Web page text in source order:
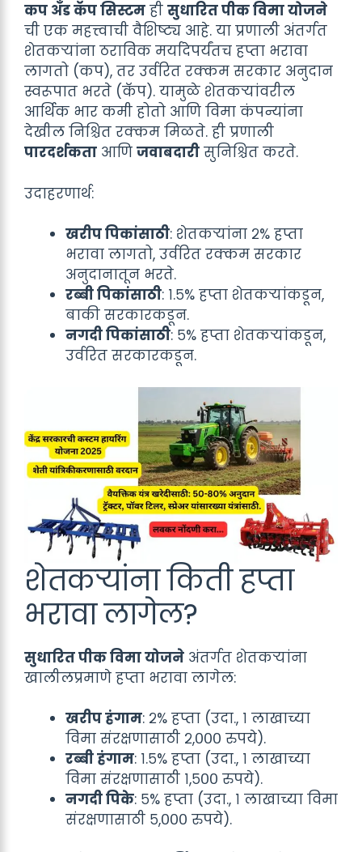
कप अँड कॅप सिस्टम ही सुधारित पीक विमा योजने
ची एक महत्त्वाची वैशिष्ट्य आहे. या प्रणाली अंतर्गत
शेतकऱ्यांना ठराविक मर्यादेपर्यंतच हप्ता भरावा
लागतो (कप), तर उर्वरित रक्कम सरकार अनुदान
स्वरूपात भरते (कॅप). यामुळे शेतकऱ्यांवरील
आर्थिक भार कमी होतो आणि विमा कंपन्यांना
देखील निश्चित रक्कम मिळते. ही प्रणाली
पारदर्शकता आणि जवाबदारी सुनिश्चित करते.
उदाहरणार्थ:
खरीप पिकांसाठी: शेतकऱ्यांना २% हप्ता
भरावा लागतो, उर्वरित रक्कम सरकार
अनुदानातून भरते.
रब्बी पिकांसाठी: १.५% हप्ता शेतकऱ्यांकडून,
बाकी सरकारकडून.
नगदी पिकांसाठी: ५% हप्ता शेतकऱ्यांकडून,
उर्वरित सरकारकडून.
शेतकऱ्यांना किती हप्ता
भरावा लागेल?
सुधारित पीक विमा योजने अंतर्गत शेतकऱ्यांना
खालीलप्रमाणे हप्ता भरावा लागेल:
खरीप हंगाम: २% हप्ता (उदा., १ लाखाच्या
विमा संरक्षणासाठी २,००० रुपये).
रब्बी हंगाम: १.५% हप्ता (उदा., १ लाखाच्या
विमा संरक्षणासाठी १,५०० रुपये).
नगदी पिके: ५% हप्ता (उदा., १ लाखाच्या विमा
संरक्षणासाठी ५,००० रुपये).